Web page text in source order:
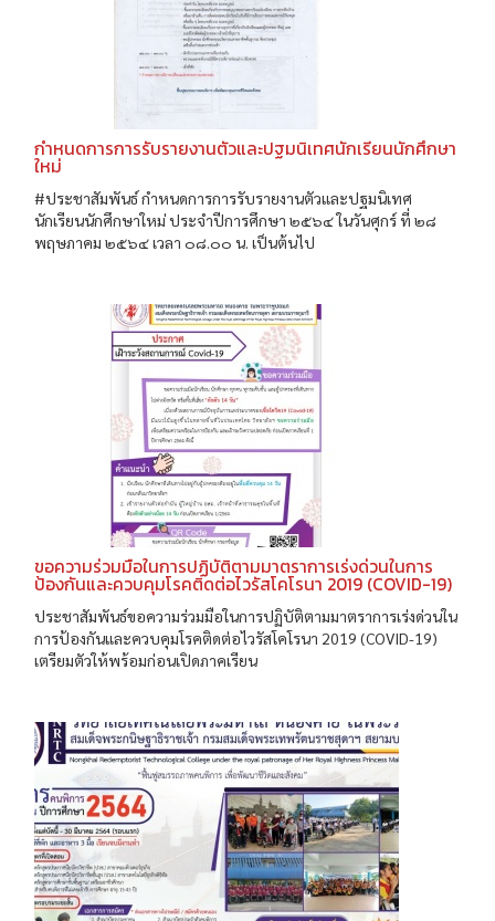
กำหนดการการรับรายงานตัวและปฐมนิเทศนักเรียนนักศึกษา
ใหม่
#ประชาสัมพันธ์ กำหนดการการรับรายงานตัวและปฐมนิเทศ
นักเรียนนักศึกษาใหม่ ประจำปีการศึกษา ๒๕๖๔ ในวันศุกร์ ที่ ๒๘
พฤษภาคม ๒๕๖๔ เวลา ๐๘.๐๐ น. เป็นต้นไป
ขอความร่วมมือในการปฏิบัติตามมาตราการเร่งด่วนในการ
ป้องกันและควบคุมโรคติดต่อไวรัสโคโรนา 2019 (COVID-19)
ประชาสัมพันธ์ขอความร่วมมือในการปฏิบัติตามมาตราการเร่งด่วนใน
การป้องกันและควบคุมโรคติดต่อไวรัสโคโรนา 2019 (COVID-19)
เตรียมตัวให้พร้อมก่อนเปิดภาคเรียน